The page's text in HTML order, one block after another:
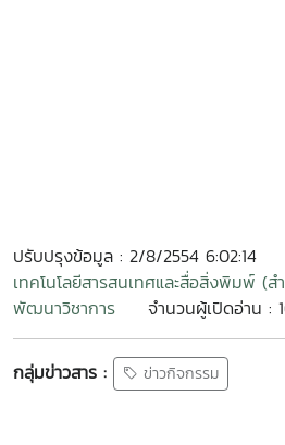
ปรับปรุงข้อมูล : 2/8/2554 6:02:14
เทคโนโลยีสารสนเทศและสื่อสิ่งพิมพ์ (
พัฒนาวิชาการ
จำนวนผู้เปิดอ่าน :
กลุ่มข่าวสาร : ข่าวกิจกรรม